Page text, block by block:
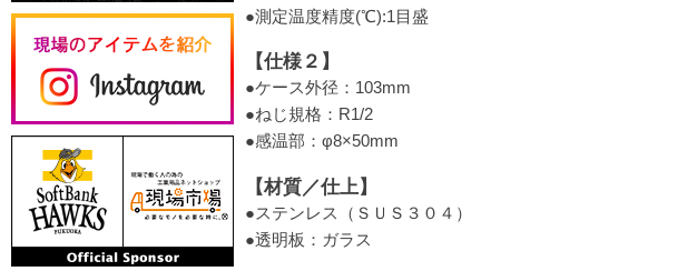
●測定温度精度(℃):1目盛
【仕様２】
●ケース外径：103mm
●ねじ規格：R1/2
●感温部：φ8×50mm
【材質／仕上】
●ステンレス（ＳＵＳ３０４）
●透明板：ガラス